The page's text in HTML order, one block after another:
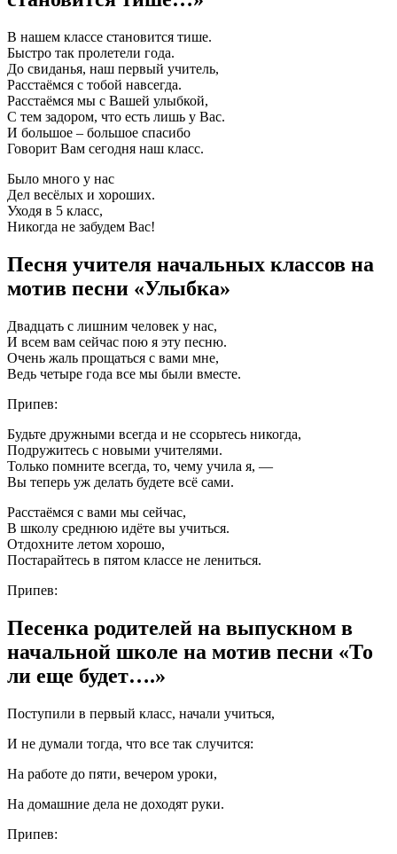
В нашем классе становится тише.
Быстро так пролетели года.
До свиданья, наш первый учитель,
Расстаёмся с тобой навсегда.
Расстаёмся мы с Вашей улыбкой,
С тем задором, что есть лишь у Вас.
И большое – большое спасибо
Говорит Вам сегодня наш класс.
Было много у нас
Дел весёлых и хороших.
Уходя в 5 класс,
Никогда не забудем Вас!
Песня учителя начальных классов на
мотив песни «Улыбка»
Двадцать с лишним человек у нас,
И всем вам сейчас пою я эту песню.
Очень жаль прощаться с вами мне,
Ведь четыре года все мы были вместе.
Припев:
Будьте дружными всегда и не ссорьтесь никогда,
Подружитесь с новыми учителями.
Только помните всегда, то, чему учила я, —
Вы теперь уж делать будете всё сами.
Расстаёмся с вами мы сейчас,
В школу среднюю идёте вы учиться.
Отдохните летом хорошо,
Постарайтесь в пятом классе не лениться.
Припев:
Песенка родителей на выпускном в
начальной школе на мотив песни «То
ли еще будет….»
Поступили в первый класс, начали учиться,
И не думали тогда, что все так случится:
На работе до пяти, вечером уроки,
На домашние дела не доходят руки.
Припев: